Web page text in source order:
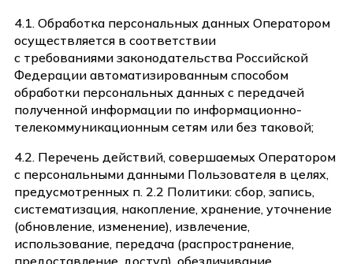
4.1. Обработка персональных данных Оператором
осуществляется в соответствии
с требованиями законодательства Российской
Федерации автоматизированным способом
обработки персональных данных с передачей
полученной информации по информационно-
телекоммуникационным сетям или без таковой;
4.2. Перечень действий, совершаемых Оператором
с персональными данными Пользователя в целях,
предусмотренных п. 2.2 Политики: сбор, запись,
систематизация, накопление, хранение, уточнение
(обновление, изменение), извлечение,
использование, передача (распространение,